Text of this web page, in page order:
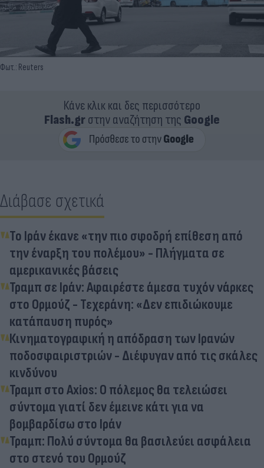
Φωτ.: Reuters
Κάνε κλικ και δες περισσότερο
Flash.grστην αναζήτηση της Google
Διάβασε σχετικά
Το Ιράν έκανε «την πιο σφοδρή επίθεση από
την έναρξη του πολέμου» - Πλήγματα σε
αμερικανικές βάσεις
Τραμπ σε Ιράν: Αφαιρέστε άμεσα τυχόν νάρκες
στο Ορμούζ - Τεχεράνη: «Δεν επιδιώκουμε
κατάπαυση πυρός»
Κινηματογραφική η απόδραση των Ιρανών
ποδοσφαιριστριών - Διέφυγαν από τις σκάλες
κινδύνου
Τραμπ στο Axios: Ο πόλεμος θα τελειώσει
σύντομα γιατί δεν έμεινε κάτι για να
βομβαρδίσω στο Ιράν
Τραμπ: Πολύ σύντομα θα βασιλεύει ασφάλεια
στο στενό του Ορμούζ